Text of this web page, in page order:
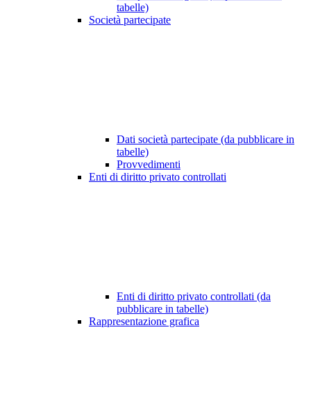
tabelle)
Società partecipate
Dati società partecipate (da pubblicare in
tabelle)
Provvedimenti
Enti di diritto privato controllati
Enti di diritto privato controllati (da
pubblicare in tabelle)
Rappresentazione grafica